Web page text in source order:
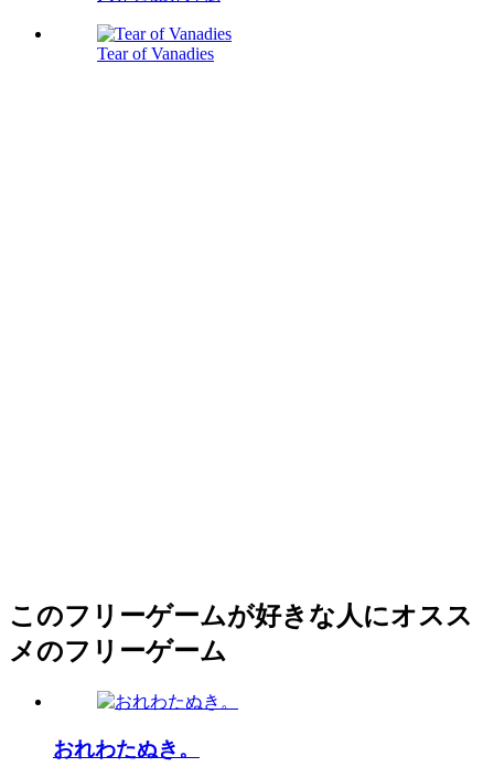
Tear of Vanadies
このフリーゲームが好きな人にオスス
メのフリーゲーム
おれわたぬき。